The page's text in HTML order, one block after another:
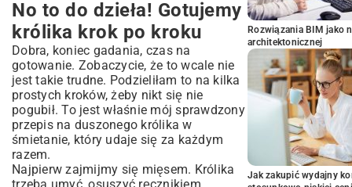
No to do dzieła! Gotujemy
królika krok po kroku
Dobra, koniec gadania, czas na
gotowanie. Zobaczycie, że to wcale nie
jest takie trudne. Podzieliłam to na kilka
prostych kroków, żeby nikt się nie
pogubił. To jest właśnie mój sprawdzony
przepis na duszonego królika w
śmietanie, który udaje się za każdym
razem.
Najpierw zajmijmy się mięsem. Królika
Rozwiązania BIM jako
architektonicznej
Jak zakupić wydajny